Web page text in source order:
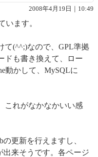
2008年4月19日｜10:49
います。
て(^^;)なので、GPL準拠
ドも書き換えて、ロー
動かして、MySQLに
これがなかなかいい感
更新を行えますし、
出来そうです。各ページ